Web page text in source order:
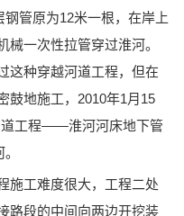
管原为12米一根，在岸上
一次性拉管穿过淮河。
这种穿越河道工程，但在
鼓地施工，2010年1月15
道工程——淮河河床地下管
施工难度很大，工程二处
路段的中间向两边开挖装